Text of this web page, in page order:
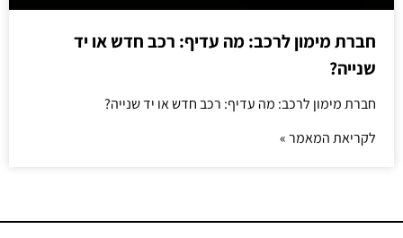
חברת מימון לרכב: מה עדיף: רכב חדש או יד
שנייה?
חברת מימון לרכב: מה עדיף: רכב חדש או יד שנייה?
לקריאת המאמר »